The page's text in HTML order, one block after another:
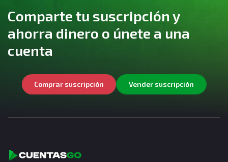
Comparte tu suscripción y
ahorra dinero o únete a una
cuenta
Comprar suscripción Vender suscripción